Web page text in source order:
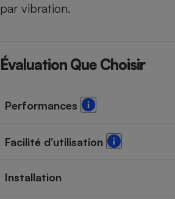
par vibration.
Évaluation Que Choisir
Performances
Facilité d'utilisation
Installation